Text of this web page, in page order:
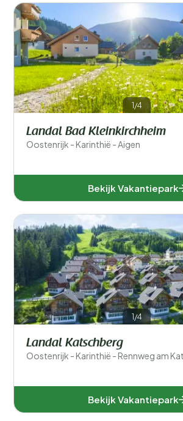
Aantal slaapkamers
Aantal badkamers
1/4
Landal Bad Kleinkirchheim
Oostenrijk - Karinthië - Aigen
Bekijk Vakantiepark
1/4
Landal Katschberg
Oostenrijk - Karinthië - Rennweg am
Bekijk Vakantiepark